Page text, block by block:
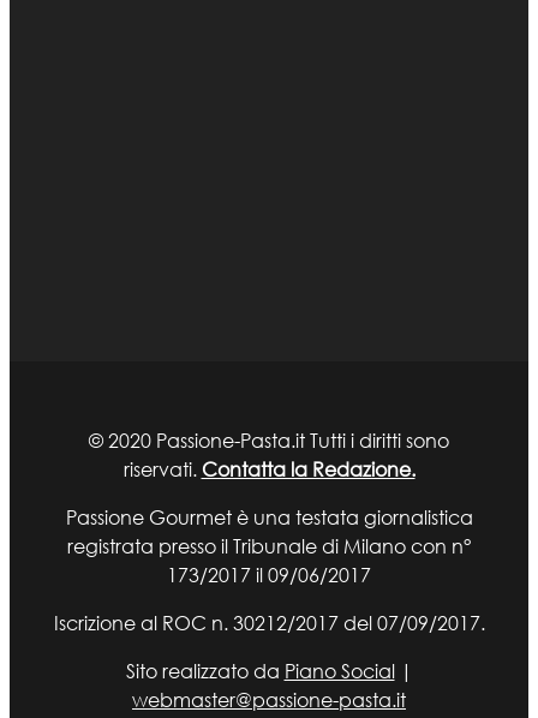
© 2020 Passione-Pasta.it Tutti i diritti sono
riservati. Contatta la Redazione.
Passione Gourmet è una testata giornalistica
registrata presso il Tribunale di Milano con n°
173/2017 il 09/06/2017
Iscrizione al ROC n. 30212/2017 del 07/09/2017.
Sito realizzato da Piano Social|
webmaster@passione-pasta.it